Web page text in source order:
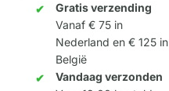
Gratis verzending
Vanaf € 75 in
Nederland en € 125 in
België
Vandaag verzonden